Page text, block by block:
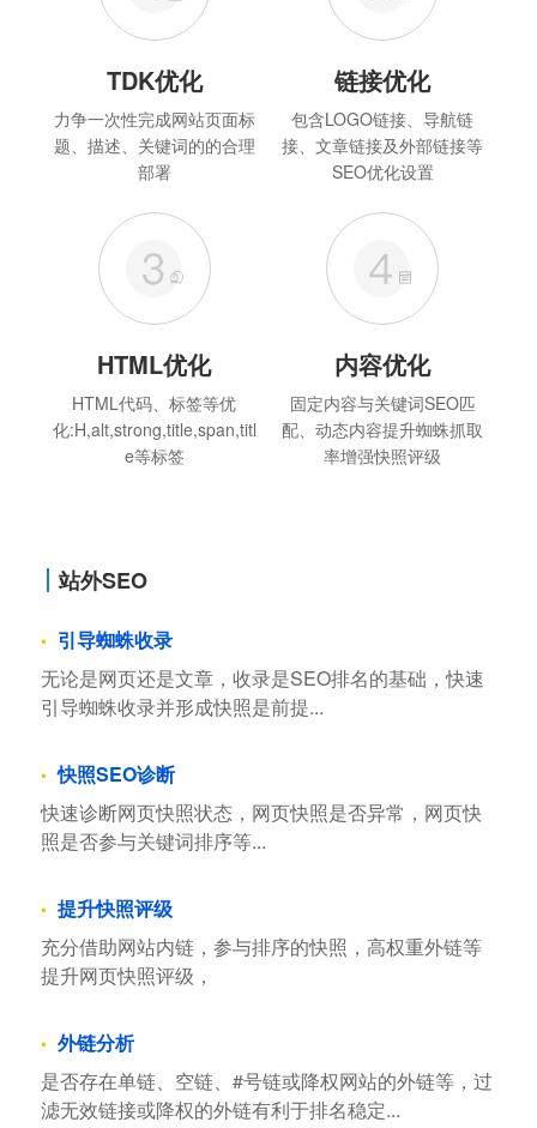
TDK优化
力争一次性完成网站页面标
题、描述、关键词的的合理
部署
链接优化
包含LOGO链接、导航链
接、文章链接及外部链接等
SEO优化设置
HTML优化
HTML代码、标签等优
化:H,alt,strong,title,span,titl
e等标签
内容优化
固定内容与关键词SEO匹
配、动态内容提升蜘蛛抓取
率增强快照评级
站外SEO
引导蜘蛛收录
无论是网页还是文章，收录是SEO排名的基础，快速
引导蜘蛛收录并形成快照是前提...
快照SEO诊断
快速诊断网页快照状态，网页快照是否异常，网页快
照是否参与关键词排序等...
提升快照评级
充分借助网站内链，参与排序的快照，高权重外链等
提升网页快照评级，
外链分析
是否存在单链、空链、#号链或降权网站的外链等，过
滤无效链接或降权的外链有利于排名稳定...